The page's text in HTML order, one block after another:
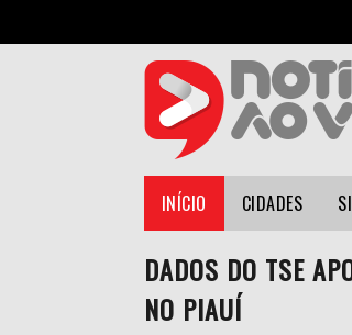
INÍCIO CIDADES
DADOS DO TSE
NO PIAUÍ